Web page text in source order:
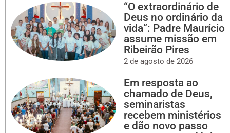
“O extraordinário de
Deus no ordinário da
vida”: Padre Maurício
assume missão em
Ribeirão Pires
2 de agosto de 2026
Em resposta ao
chamado de Deus,
seminaristas
recebem ministérios
e dão novo passo